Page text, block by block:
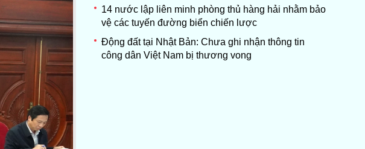
14 nước lập liên minh phòng thủ hàng hải nhằm bảo
vệ các tuyến đường biển chiến lược
Động đất tại Nhật Bản: Chưa ghi nhận thông tin
công dân Việt Nam bị thương vong